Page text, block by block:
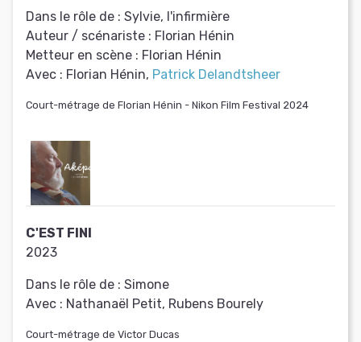
Dans le rôle de : Sylvie, l'infirmière
Auteur / scénariste : Florian Hénin
Metteur en scène : Florian Hénin
Avec : Florian Hénin, Patrick Delandtsheer
Court-métrage de Florian Hénin - Nikon Film Festival 2024
C'EST FINI
2023
Dans le rôle de : Simone
Avec : Nathanaël Petit, Rubens Bourely
Court-métrage de Victor Ducas